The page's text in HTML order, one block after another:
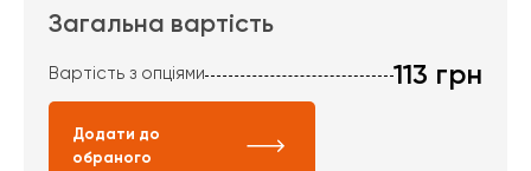
Загальна вартість
Вартість з опціями 113 грн
Додати до
обраного